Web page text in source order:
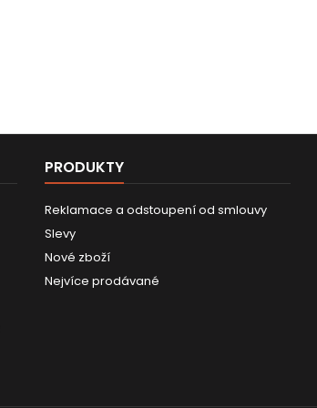
PRODUKTY
Reklamace a odstoupení od smlouvy
Slevy
Nové zboží
Nejvíce prodávané